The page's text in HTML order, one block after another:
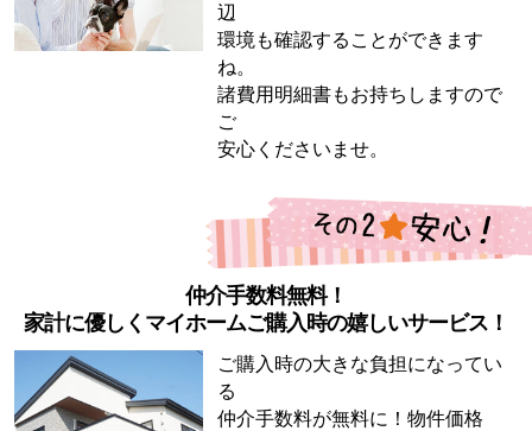
辺
環境も確認することができます
ね。
諸費用明細書もお持ちしますので
ご
安心くださいませ。
仲介手数料無料！
家計に優しくマイホームご購入時の嬉しいサービス！
ご購入時の大きな負担になってい
る
仲介手数料が無料に！物件価格